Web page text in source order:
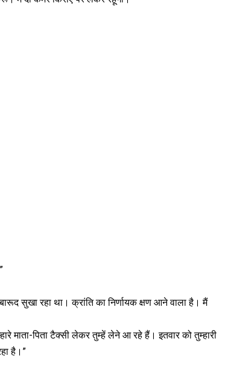
सुखा रहा था। क्रांति का निर्णायक क्षण आने वाला है। मैं
माता-पिता टैक्सी लेकर तुम्हें लेने आ रहे हैं। इतवार को तुम्हारी
है।”